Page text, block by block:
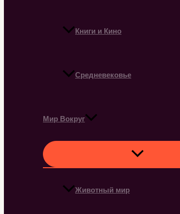
Книги и Кино
Средневековье
Мир Вокруг
Животный мир